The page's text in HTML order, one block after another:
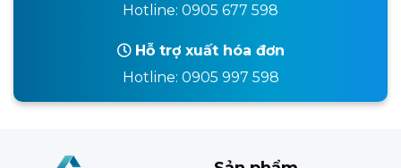
Hotline: 0905 677 598
Hỗ trợ xuất hóa đơn
Hotline: 0905 997 598